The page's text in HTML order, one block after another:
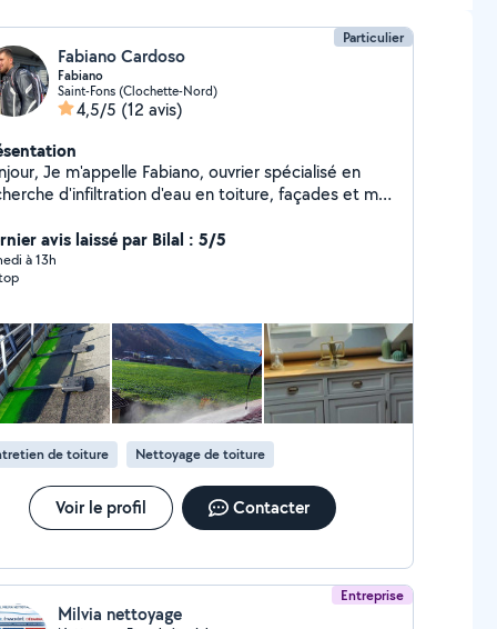
Particulier
Fabiano Cardoso
Fabiano
Saint-Fons (Clochette-Nord)
4,5/5 (12 avis)
ouvrier spécialisé en
d'infiltration d'eau en toiture, façades et mur
afin de prévenir ou réparer les infiltrations.
réactif et je suis disponible pour répondre à
besoins au plus vite
avis laissé par Bilal : 5/5
à 13h
de toiture Nettoyage de toiture
Voir le profil Contacter
Entreprise
Milvia nettoyage